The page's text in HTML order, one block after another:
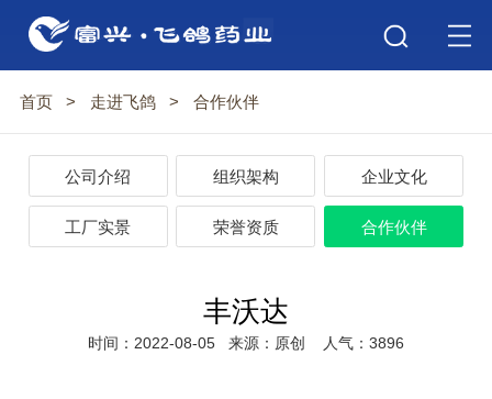
首页 > 走进飞鸽 > 合作伙伴
公司介绍 组织架构 企业文化
工厂实景 荣誉资质 合作伙伴
丰沃达
时间：2022-08-05 来源：原创 人气：3896